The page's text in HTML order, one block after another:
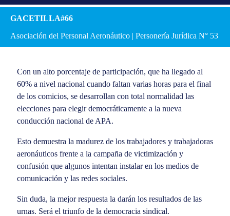
GACETILLA#66
Asociación del Personal Aeronáutico | Personería Jurídica N° 53
Con un alto porcentaje de participación, que ha llegado al
60% a nivel nacional cuando faltan varias horas para el final
de los comicios, se desarrollan con total normalidad las
elecciones para elegir democráticamente a la nueva
conducción nacional de APA.
Esto demuestra la madurez de los trabajadores y trabajadoras
aeronáuticos frente a la campaña de victimización y
confusión que algunos intentan instalar en los medios de
comunicación y las redes sociales.
Sin duda, la mejor respuesta la darán los resultados de las
urnas. Será el triunfo de la democracia sindical.